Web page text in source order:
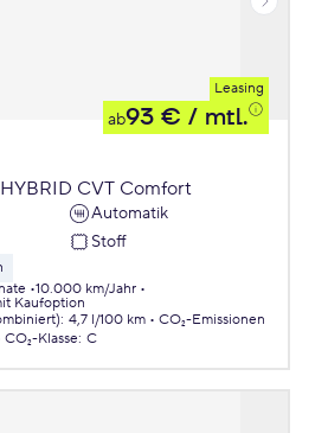
Leasing
ab93 € / mtl.
HYBRID CVT Comfort
Automatik
Stoff
10.000 km/Jahr
Kaufoption
: 4,7 l/100 km
CO₂-Emissionen
CO₂-Klasse: C